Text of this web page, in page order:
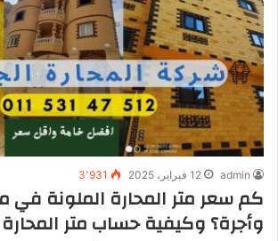
admin 12 فبراير، 2025 3٬931
كم سعر متر المحارة الملونة في
وأجرة؟ وكيفية حساب متر المحارة